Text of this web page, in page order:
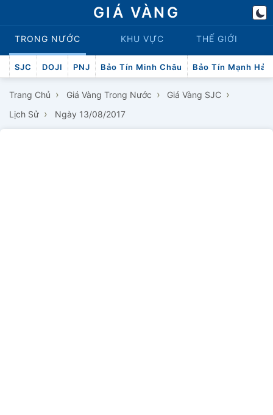
GIÁ VÀNG
TRONG NƯỚC KHU VỰC THẾ GIỚI
SJC DOJI PNJ Bảo Tín Minh Châu Bảo Tín Mạnh Hải
Trang Chủ › Giá Vàng Trong Nước › Giá Vàng SJC ›
Lịch Sử › Ngày 13/08/2017